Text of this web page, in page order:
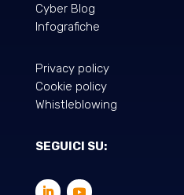
Cyber Blog
Infografiche
Privacy policy
Cookie policy
Whistleblowing
SEGUICI SU: